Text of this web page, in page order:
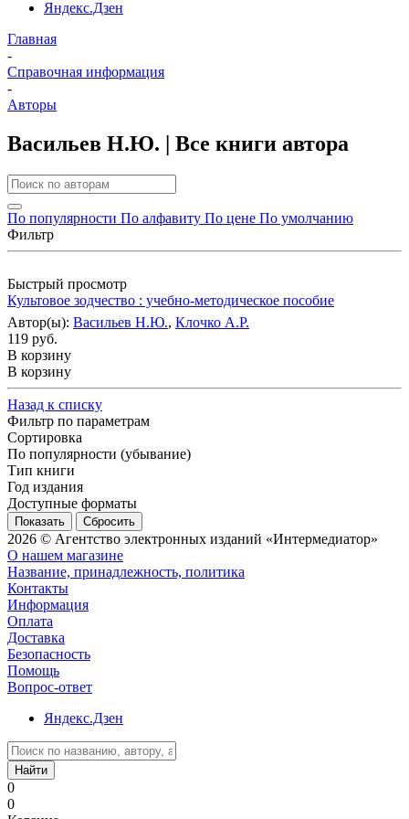
Яндекс.Дзен
Главная
-
Справочная информация
-
Авторы
Васильев Н.Ю. | Все книги автора
По популярности По алфавиту По цене По умолчанию
Фильтр
Быстрый просмотр
Культовое зодчество : учебно-методическое пособие
Автор(ы): Васильев Н.Ю., Клочко А.Р.
119 руб.
В корзину
В корзину
Назад к списку
Фильтр по параметрам
Сортировка
По популярности (убывание)
Тип книги
Год издания
Доступные форматы
Сбросить
2026 © Агентство электронных изданий «Интермедиатор»
О нашем магазине
Название, принадлежность, политика
Контакты
Информация
Оплата
Доставка
Безопасность
Помощь
Вопрос-ответ
Яндекс.Дзен
Найти
0
0